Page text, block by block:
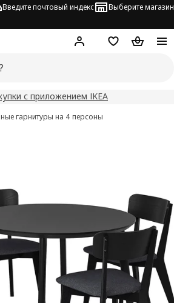
Введите почтовый индекс Выберите магазин
Hej! ВойтиСписокКорзина
с приложением IKEA
гарнитуры на 4 персоны